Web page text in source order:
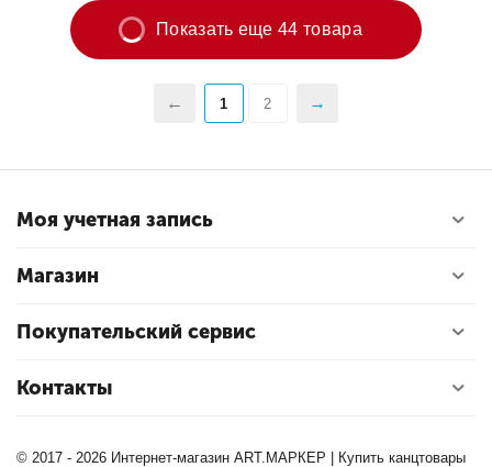
Показать еще 44 товара
1 2
Моя учетная запись
Магазин
Покупательский сервис
Контакты
© 2017 - 2026 Интернет-магазин ART.МАРКЕР | Купить канцтовары